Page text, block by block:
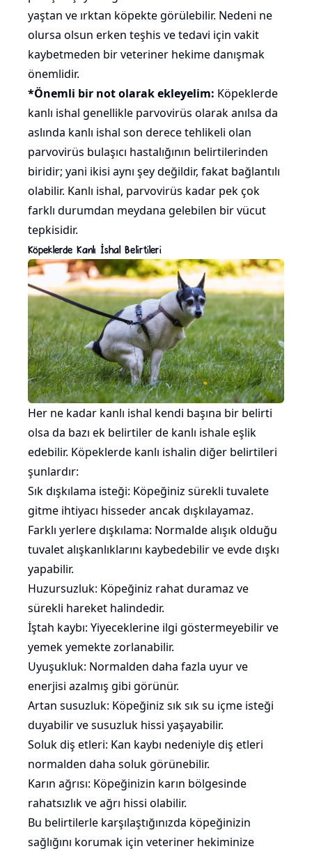
yaştan ve ırktan köpekte görülebilir. Nedeni ne
olursa olsun erken teşhis ve tedavi için vakit
kaybetmeden bir veteriner hekime danışmak
önemlidir.
*Önemli bir not olarak ekleyelim: Köpeklerde
kanlı ishal genellikle parvovirüs olarak anılsa da
aslında kanlı ishal son derece tehlikeli olan
parvovirüs bulaşıcı hastalığının belirtilerinden
biridir; yani ikisi aynı şey değildir, fakat bağlantılı
olabilir. Kanlı ishal, parvovirüs kadar pek çok
farklı durumdan meydana gelebilen bir vücut
tepkisidir.
Köpeklerde Kanlı İshal Belirtileri
Her ne kadar kanlı ishal kendi başına bir belirti
olsa da bazı ek belirtiler de kanlı ishale eşlik
edebilir. Köpeklerde kanlı ishalin diğer belirtileri
şunlardır:
Sık dışkılama isteği: Köpeğiniz sürekli tuvalete
gitme ihtiyacı hisseder ancak dışkılayamaz.
Farklı yerlere dışkılama: Normalde alışık olduğu
tuvalet alışkanlıklarını kaybedebilir ve evde dışkı
yapabilir.
Huzursuzluk: Köpeğiniz rahat duramaz ve
sürekli hareket halindedir.
İştah kaybı: Yiyeceklerine ilgi göstermeyebilir ve
yemek yemekte zorlanabilir.
Uyuşukluk: Normalden daha fazla uyur ve
enerjisi azalmış gibi görünür.
Artan susuzluk: Köpeğiniz sık sık su içme isteği
duyabilir ve susuzluk hissi yaşayabilir.
Soluk diş etleri: Kan kaybı nedeniyle diş etleri
normalden daha soluk görünebilir.
Karın ağrısı: Köpeğinizin karın bölgesinde
rahatsızlık ve ağrı hissi olabilir.
Bu belirtilerle karşılaştığınızda köpeğinizin
sağlığını korumak için veteriner hekiminize